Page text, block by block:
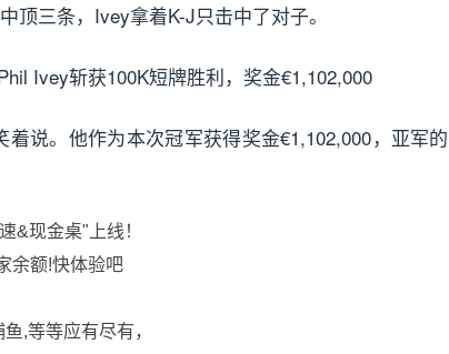
顶三条，Ivey拿着K-J只击中了对子。
着说。他作为本次冠军获得奖金€1,102,000，亚军的
&现金桌"上线！
余额!快体验吧
,等等应有尽有，